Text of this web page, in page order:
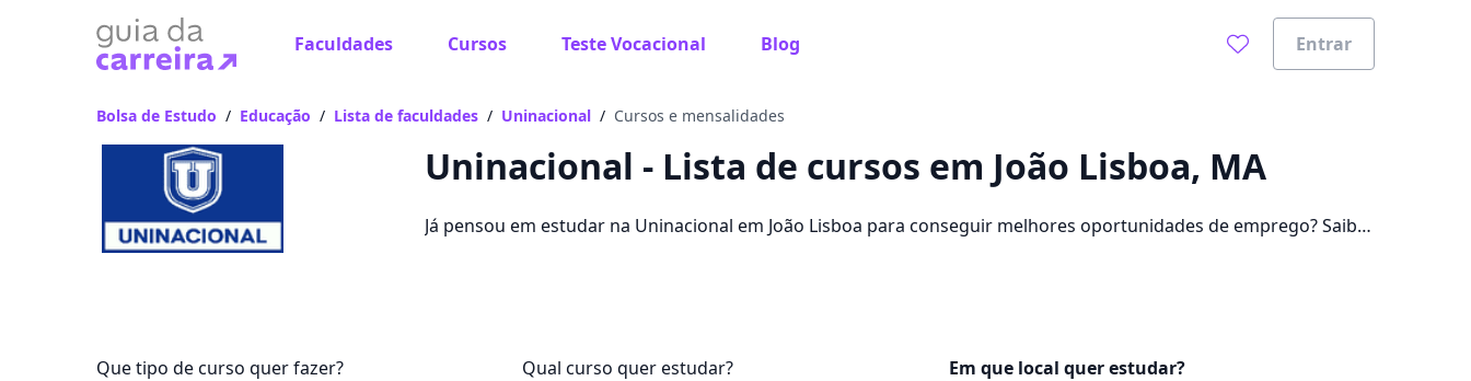
Faculdades Cursos Teste Vocacional Blog Entrar
Vamos te guiar no caminho ideal para seus estudos
Ainda não sei
Bolsa de Estudo / Educação / Lista de faculdades / Uninacional / Cursos e mensalidades
Uninacional - Lista de cursos em João Lisboa, MA
Já pensou em estudar na Uninacional em João Lisboa para conseguir melhores oportunidades de emprego? Saiba
Que tipo de curso quer fazer? Qual curso quer estudar? Em que local quer estudar?